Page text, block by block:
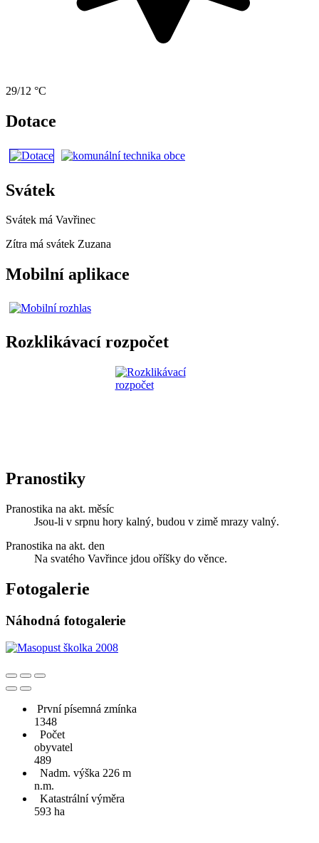
29/12 °C
Dotace
Svátek
Svátek má Vavřinec
Zítra má svátek Zuzana
Mobilní aplikace
Rozklikávací rozpočet
Pranostiky
Pranostika na akt. měsíc
Jsou-li v srpnu hory kalný, budou v zimě mrazy valný.
Pranostika na akt. den
Na svatého Vavřince jdou oříšky do věnce.
Fotogalerie
Náhodná fotogalerie
První písemná zmínka
1348
Počet
obyvatel
489
Nadm. výška 226 m
n.m.
Katastrální výměra
593 ha